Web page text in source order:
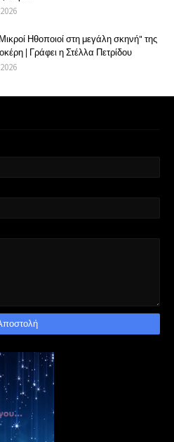
Ηθοποιοί στη μεγάλη σκηνή" της
| Γράφει η Στέλλα Πετρίδου